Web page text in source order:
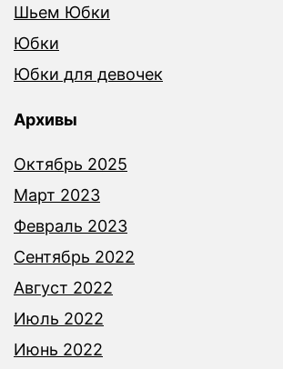
Шьем Юбки
Юбки
Юбки для девочек
Архивы
Октябрь 2025
Март 2023
Февраль 2023
Сентябрь 2022
Август 2022
Июль 2022
Июнь 2022